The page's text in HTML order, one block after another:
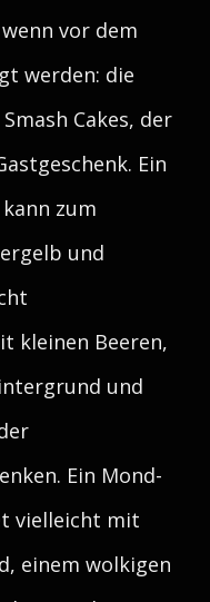
vor dem
werden: die
Cakes, der
Ein
zum
und
kleinen Beeren,
und
Ein Mond-
vielleicht mit
einem wolkigen